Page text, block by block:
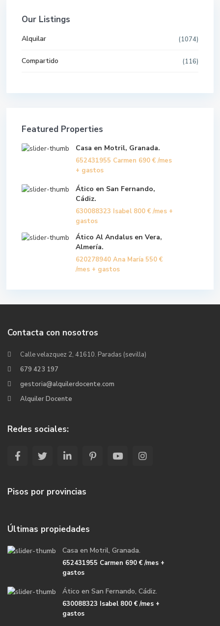
Our Listings
Alquilar (1074)
Compartido (116)
Featured Properties
Casa en Motril, Granada.
652431955 Carmen 690 € /mes
+ gastos
Ático en San Fernando,
Cádiz.
630088323 Isabel 800 € /mes +
gastos
Ático Al Andalus en Vera,
Almería.
620278940 Ana María 550 €
/mes + gastos
Contacta con nosotros
Calle velazquez 2, 41610. Paradas (sevilla)
679 423 197
gestoria@alquilerdocente.com
Alquiler Docente
Redes sociales:
Pisos por provincias
Últimas propiedades
Casa en Motril, Granada.
652431955 Carmen 690 €/mes +
gastos
Ático en San Fernando, Cádiz.
630088323 Isabel800 €/mes +
gastos